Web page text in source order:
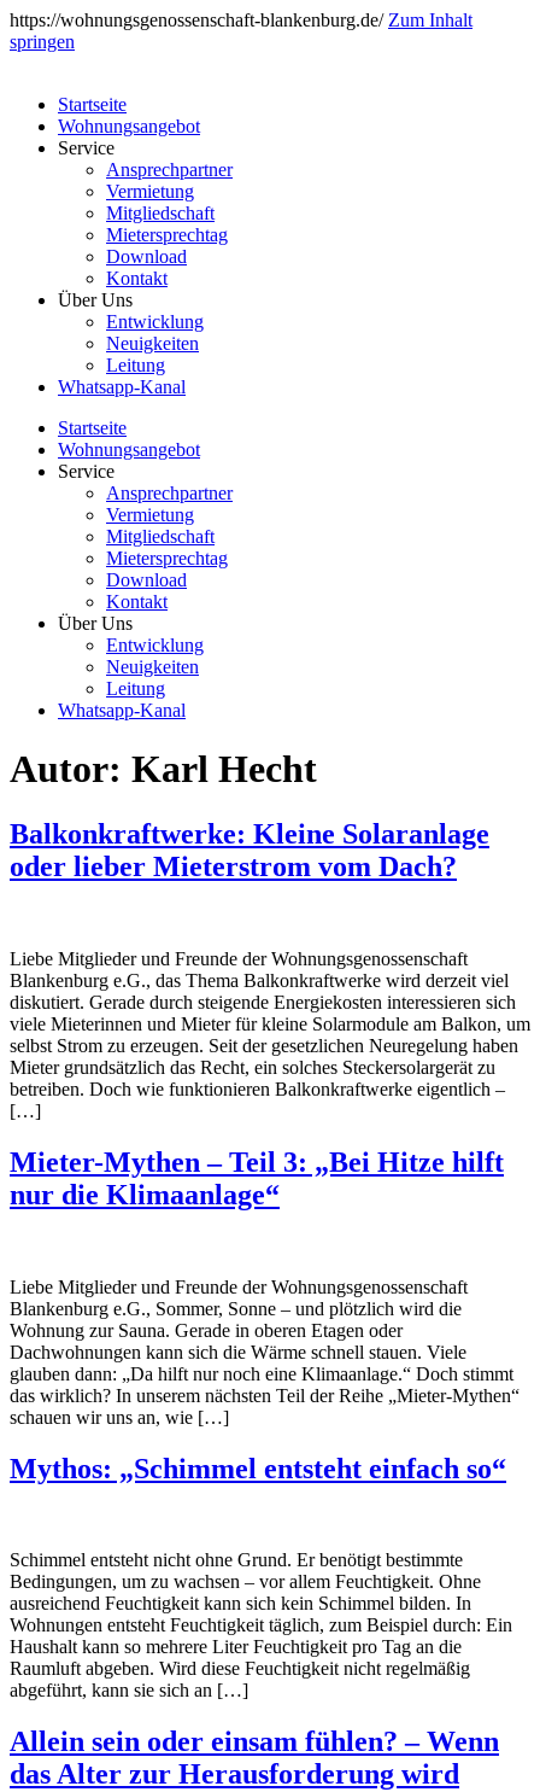
https://wohnungsgenossenschaft-blankenburg.de/ Zum Inhalt
springen
Startseite
Wohnungsangebot
Service
Ansprechpartner
Vermietung
Mitgliedschaft
Mietersprechtag
Download
Kontakt
Über Uns
Entwicklung
Neuigkeiten
Leitung
Whatsapp-Kanal
Startseite
Wohnungsangebot
Service
Ansprechpartner
Vermietung
Mitgliedschaft
Mietersprechtag
Download
Kontakt
Über Uns
Entwicklung
Neuigkeiten
Leitung
Whatsapp-Kanal
Autor: Karl Hecht
Balkonkraftwerke: Kleine Solaranlage
oder lieber Mieterstrom vom Dach?
Liebe Mitglieder und Freunde der Wohnungsgenossenschaft
Blankenburg e.G., das Thema Balkonkraftwerke wird derzeit viel
diskutiert. Gerade durch steigende Energiekosten interessieren sich
viele Mieterinnen und Mieter für kleine Solarmodule am Balkon, um
selbst Strom zu erzeugen. Seit der gesetzlichen Neuregelung haben
Mieter grundsätzlich das Recht, ein solches Steckersolargerät zu
betreiben. Doch wie funktionieren Balkonkraftwerke eigentlich –
[…]
Mieter-Mythen – Teil 3: „Bei Hitze hilft
nur die Klimaanlage“
Liebe Mitglieder und Freunde der Wohnungsgenossenschaft
Blankenburg e.G., Sommer, Sonne – und plötzlich wird die
Wohnung zur Sauna. Gerade in oberen Etagen oder
Dachwohnungen kann sich die Wärme schnell stauen. Viele
glauben dann: „Da hilft nur noch eine Klimaanlage.“ Doch stimmt
das wirklich? In unserem nächsten Teil der Reihe „Mieter-Mythen“
schauen wir uns an, wie […]
Mythos: „Schimmel entsteht einfach so“
Schimmel entsteht nicht ohne Grund. Er benötigt bestimmte
Bedingungen, um zu wachsen – vor allem Feuchtigkeit. Ohne
ausreichend Feuchtigkeit kann sich kein Schimmel bilden. In
Wohnungen entsteht Feuchtigkeit täglich, zum Beispiel durch: Ein
Haushalt kann so mehrere Liter Feuchtigkeit pro Tag an die
Raumluft abgeben. Wird diese Feuchtigkeit nicht regelmäßig
abgeführt, kann sie sich an […]
Allein sein oder einsam fühlen? – Wenn
das Alter zur Herausforderung wird